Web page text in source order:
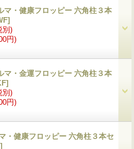
マ・健康フロッピー 六角柱３本
別)
円)
マ・金運フロッピー 六角柱３本
別)
円)
・健康フロッピー 六角柱３本セ